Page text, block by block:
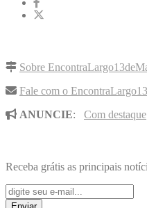
Sobre
Fale com o
ANUNCIE: Com destaque
Receba grátis as principais